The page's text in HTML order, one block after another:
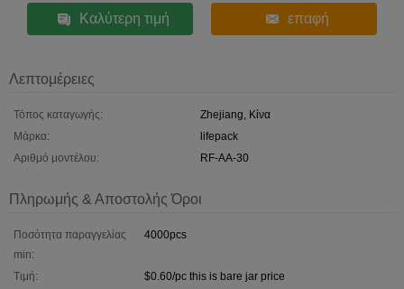
Καλύτερη τιμή επαφή
Λεπτομέρειες
Τόπος καταγωγής:
Zhejiang, Κίνα
Μάρκα:
lifepack
Αριθμό μοντέλου:
RF-AA-30
Πληρωμής & Αποστολής Όροι
Ποσότητα παραγγελίας
min:
4000pcs
Τιμή:
$0.60/pc this is bare jar price